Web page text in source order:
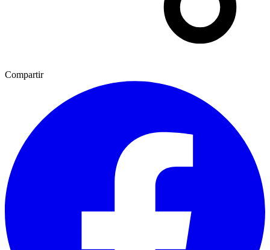
Compartir